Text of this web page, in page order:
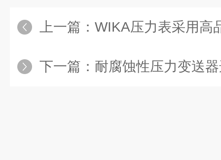
上一篇： WIKA压力表采用高品
下一篇： 耐腐蚀性压力变送器选